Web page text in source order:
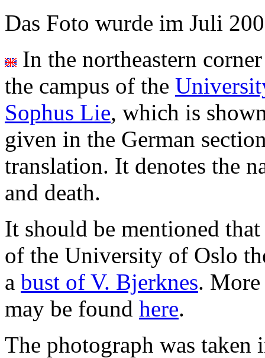
Das Foto wurde im Juli
In the northeastern
the campus of the
Sophus Lie, which is
given in the German
translation. It denotes the
and death.
It should be mentioned
of the University of Oslo
a bust of V. Bjerknes. More
may be found here.
The photograph was taken